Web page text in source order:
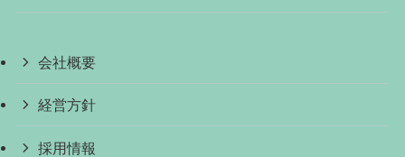
会社概要
経営方針
採用情報